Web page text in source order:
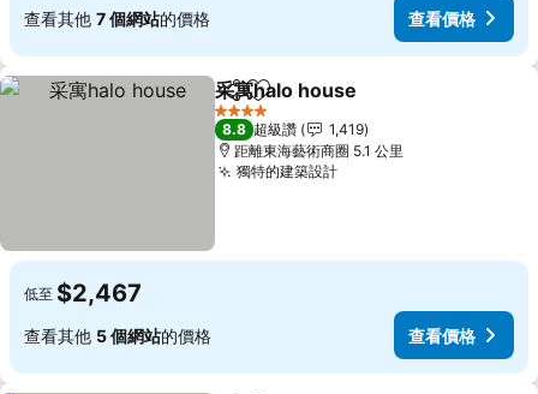
查看其他 7 個網站的價格 查看價格
分享 加入我的最愛
采寓halo house
4 星級
8.8 超級讚
1,419
距離東海藝術商圈 5.1 公里
獨特的建築設計查看價格
低至 $2,467
查看其他 5 個網站的價格 查看價格